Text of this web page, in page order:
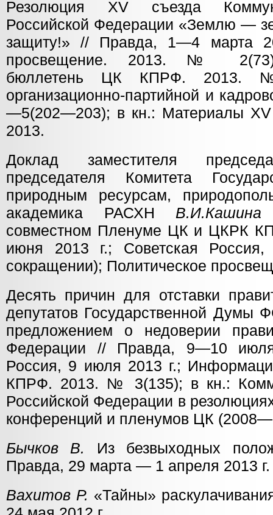
Резолюция XV съезда
Российской Федерации «Землю —
защиту!» // Правда, 1—4 марта
просвещение. 2013. №
бюллетень ЦК КПРФ. 2013.
организационно-партийной и
—5(202—203); в кн.: Материалы
2013.
Доклад заместителя
председателя Комитета
природным ресурсам,
академика РАСХН В.И.Кашина
совместном Пленуме ЦК и ЦКРК
июня 2013 г.; Советская
сокращении); Политическое
Десять причин для отставки
депутатов Государственной Думы
предложением о недоверии
Федерации // Правда, 9—10
Россия, 9 июля 2013 г.;
КПРФ. 2013. № 3(135); в кн.:
Российской Федерации в
конференций и пленумов ЦК
Бычков В.
Из безвыходных
Правда, 29 марта — 1 апреля 2013 г.
Вахитов Р. «Тайны»